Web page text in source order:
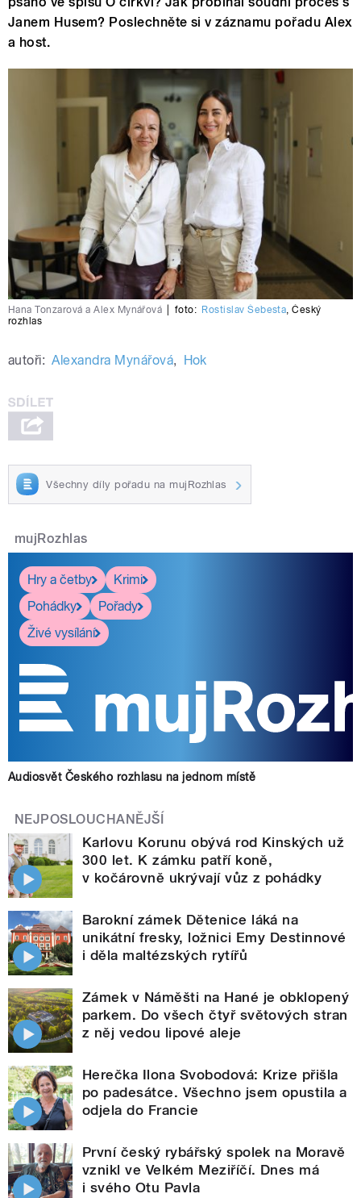
Janem Husem? Poslechněte si v záznamu pořadu Alex
a host.
Hana Tonzarová a Alex Mynářová foto: Rostislav Šebesta ,Český
rozhlas
autoři: Alexandra Mynářová, Hok
Všechny díly pořadu na mujRozhlas
mujRozhlas
Hry a četby
Krimi
Pohádky
Pořady
Živé vysílání
Audiosvět Českého rozhlasu na jednom místě
NEJPOSLOUCHANĚJŠÍ
Karlovu Korunu obývá rod Kinských už
300 let. K zámku patří koně,
v kočárovně ukrývají vůz z pohádky
Barokní zámek Dětenice láká na
unikátní fresky, ložnici Emy Destinnové
i děla maltézských rytířů
Zámek v Náměšti na Hané je obklopený
parkem. Do všech čtyř světových stran
z něj vedou lipové aleje
Herečka Ilona Svobodová: Krize přišla
po padesátce. Všechno jsem opustila a
odjela do Francie
První český rybářský spolek na Moravě
vznikl ve Velkém Meziříčí. Dnes má
i svého Otu Pavla